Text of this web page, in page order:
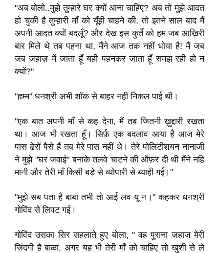
"अब बोलो..मुझे तुम्हारे घर क्यों आना चाहिए? अब तो मुझे आदत
हो चुकी है तुम्हारी माँ को यूँही चाहने की, तो इतने साल बाद मैं
अपनी आदत क्यों बदलूँ? और देख इस कुर्ते को हम जब आख़िरी
बार मिले थे तब पहना था, मैंने आज तक नहीं धोया है! मैं जब
जब जहाज़ में जाता हूँ यही पहनकर जाता हूँ समझ रही हो न
क्यों?"
"ह्म्म्म" धनश्री अभी शॉक से बाहर नही निकल पाई थी।
"एक बात अपनी माँ से कह देना, मैं तब जितनी ख़ुद्दारी रखता
था। आज भी रखता हूँ। सिर्फ़ एक बदलाव आया है आज मेरे
पास ढेरों पैसे हैं तब मेरे पास नहीं थे। तेरे पोलिटीशयन नानाजी
ने मुझे "घर जवाई" बनाके तलवे चाटने की ऑफ़र दी थी मैंने नहि
मानी और तेरी माँ किसी बड़े से व्योपारी से ब्याही गई।"
"मुझे सब पता है बाबा तभी तो आई लव यू न।" कहकर धनश्री
गोविंद से लिपट गई।
गोविंद उसका सिर सहलाते हुए बोला, " वह पुराना जहाज़ मेरी
जिंदगी है बाळा, अगर यह भी तेरी माँ को चाहिए तो खुशी से ले